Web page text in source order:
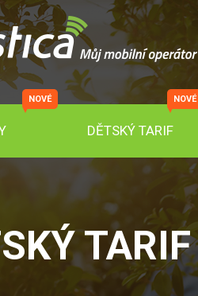
NOVÉ
DĚTSKÝ TARIF
NOVÉ
TARIF